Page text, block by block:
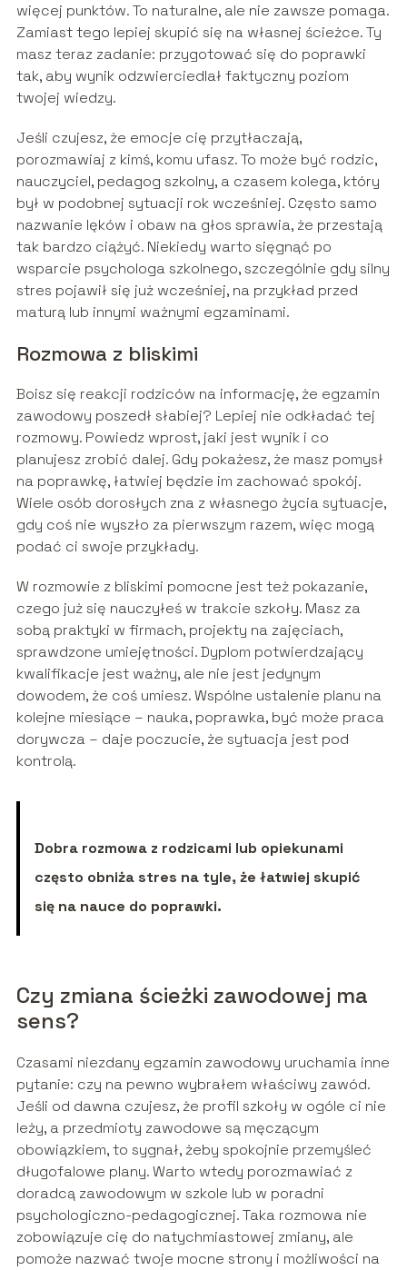
więcej punktów. To naturalne, ale nie zawsze pomaga.
Zamiast tego lepiej skupić się na własnej ścieżce. Ty
masz teraz zadanie: przygotować się do poprawki
tak, aby wynik odzwierciedlał faktyczny poziom
twojej wiedzy.
Jeśli czujesz, że emocje cię przytłaczają,
porozmawiaj z kimś, komu ufasz. To może być rodzic,
nauczyciel, pedagog szkolny, a czasem kolega, który
był w podobnej sytuacji rok wcześniej. Często samo
nazwanie lęków i obaw na głos sprawia, że przestają
tak bardzo ciążyć. Niekiedy warto sięgnąć po
wsparcie psychologa szkolnego, szczególnie gdy silny
stres pojawił się już wcześniej, na przykład przed
maturą lub innymi ważnymi egzaminami.
Rozmowa z bliskimi
Boisz się reakcji rodziców na informację, że egzamin
zawodowy poszedł słabiej? Lepiej nie odkładać tej
rozmowy. Powiedz wprost, jaki jest wynik i co
planujesz zrobić dalej. Gdy pokażesz, że masz pomysł
na poprawkę, łatwiej będzie im zachować spokój.
Wiele osób dorosłych zna z własnego życia sytuacje,
gdy coś nie wyszło za pierwszym razem, więc mogą
podać ci swoje przykłady.
W rozmowie z bliskimi pomocne jest też pokazanie,
czego już się nauczyłeś w trakcie szkoły. Masz za
sobą praktyki w firmach, projekty na zajęciach,
sprawdzone umiejętności. Dyplom potwierdzający
kwalifikacje jest ważny, ale nie jest jedynym
dowodem, że coś umiesz. Wspólne ustalenie planu na
kolejne miesiące – nauka, poprawka, być może praca
dorywcza – daje poczucie, że sytuacja jest pod
kontrolą.
Dobra rozmowa z rodzicami lub opiekunami
często obniża stres na tyle, że łatwiej skupić
się na nauce do poprawki.
Czy zmiana ścieżki zawodowej ma
sens?
Czasami niezdany egzamin zawodowy uruchamia inne
pytanie: czy na pewno wybrałem właściwy zawód.
Jeśli od dawna czujesz, że profil szkoły w ogóle ci nie
leży, a przedmioty zawodowe są męczącym
obowiązkiem, to sygnał, żeby spokojnie przemyśleć
długofalowe plany. Warto wtedy porozmawiać z
doradcą zawodowym w szkole lub w poradni
psychologiczno-pedagogicznej. Taka rozmowa nie
zobowiązuje cię do natychmiastowej zmiany, ale
pomoże nazwać twoje mocne strony i możliwości na